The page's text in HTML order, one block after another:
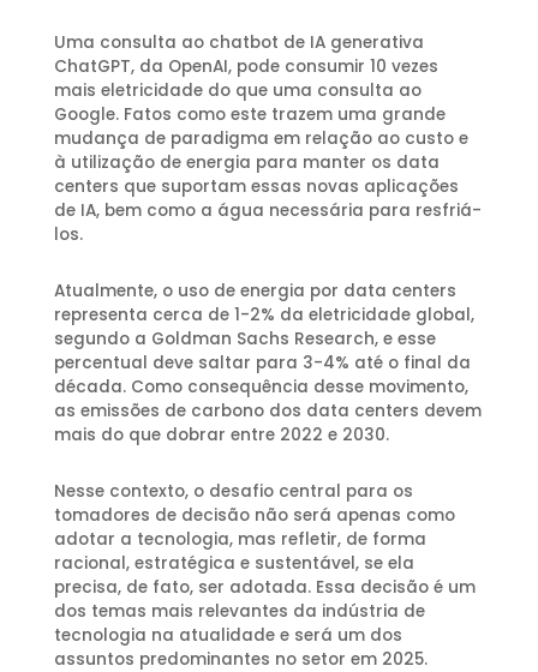
Uma consulta ao chatbot de IA generativa
ChatGPT, da OpenAI, pode consumir 10 vezes
mais eletricidade do que uma consulta ao
Google. Fatos como este trazem uma grande
mudança de paradigma em relação ao custo e
à utilização de energia para manter os data
centers que suportam essas novas aplicações
de IA, bem como a água necessária para resfriá-
los.
Atualmente, o uso de energia por data centers
representa cerca de 1-2% da eletricidade global,
segundo a Goldman Sachs Research, e esse
percentual deve saltar para 3-4% até o final da
década. Como consequência desse movimento,
as emissões de carbono dos data centers devem
mais do que dobrar entre 2022 e 2030.
Nesse contexto, o desafio central para os
tomadores de decisão não será apenas como
adotar a tecnologia, mas refletir, de forma
racional, estratégica e sustentável, se ela
precisa, de fato, ser adotada. Essa decisão é um
dos temas mais relevantes da indústria de
tecnologia na atualidade e será um dos
assuntos predominantes no setor em 2025.